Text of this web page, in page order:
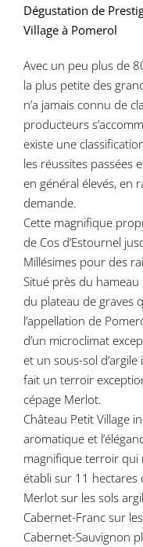
Dégustation de
Village à Pomerol
Avec un peu plus de
la plus petite des
n’a jamais connu de
producteurs
existe une
les réussites passées
en général élevés, en
demande.
Cette magnifique
de Cos d’Estournel
Millésimes pour des
Situé près du
du plateau de graves
l’appellation de
d’un microclimat
et un sous-sol
fait un terroir
cépage Merlot.
Château Petit Village
aromatique et
magnifique terroir qui
établi sur 11 hectares
Merlot sur les sols
Cabernet-Franc sur
Cabernet-Sauvignon